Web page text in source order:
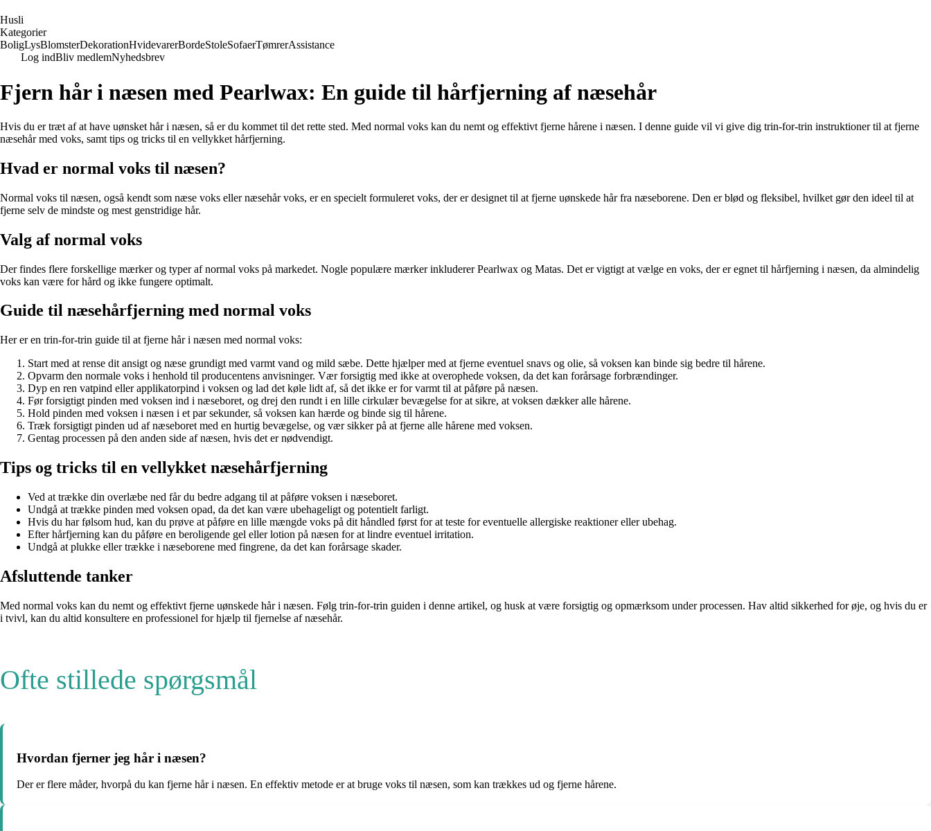
Husli
Kategorier
BoligLysBlomsterDekorationHvidevarerBordeStoleSofaerTømrerAssistance
Log indBliv medlemNyhedsbrev
Fjern hår i næsen med Pearlwax: En guide til hårfjerning af næsehår
Hvis du er træt af at have uønsket hår i næsen, så er du kommet til det rette sted. Med normal voks kan du nemt og effektivt fjerne hårene i næsen. I denne guide vil vi give dig trin-for-trin instruktioner til at fjerne
næsehår med voks, samt tips og tricks til en vellykket hårfjerning.
Hvad er normal voks til næsen?
Normal voks til næsen, også kendt som næse voks eller næsehår voks, er en specielt formuleret voks, der er designet til at fjerne uønskede hår fra næseborene. Den er blød og fleksibel, hvilket gør den ideel til at
fjerne selv de mindste og mest genstridige hår.
Valg af normal voks
Der findes flere forskellige mærker og typer af normal voks på markedet. Nogle populære mærker inkluderer Pearlwax og Matas. Det er vigtigt at vælge en voks, der er egnet til hårfjerning i næsen, da almindelig
voks kan være for hård og ikke fungere optimalt.
Guide til næsehårfjerning med normal voks
Her er en trin-for-trin guide til at fjerne hår i næsen med normal voks:
Start med at rense dit ansigt og næse grundigt med varmt vand og mild sæbe. Dette hjælper med at fjerne eventuel snavs og olie, så voksen kan binde sig bedre til hårene.
Opvarm den normale voks i henhold til producentens anvisninger. Vær forsigtig med ikke at overophede voksen, da det kan forårsage forbrændinger.
Dyp en ren vatpind eller applikatorpind i voksen og lad det køle lidt af, så det ikke er for varmt til at påføre på næsen.
Før forsigtigt pinden med voksen ind i næseboret, og drej den rundt i en lille cirkulær bevægelse for at sikre, at voksen dækker alle hårene.
Hold pinden med voksen i næsen i et par sekunder, så voksen kan hærde og binde sig til hårene.
Træk forsigtigt pinden ud af næseboret med en hurtig bevægelse, og vær sikker på at fjerne alle hårene med voksen.
Gentag processen på den anden side af næsen, hvis det er nødvendigt.
Tips og tricks til en vellykket næsehårfjerning
Ved at trække din overlæbe ned får du bedre adgang til at påføre voksen i næseboret.
Undgå at trække pinden med voksen opad, da det kan være ubehageligt og potentielt farligt.
Hvis du har følsom hud, kan du prøve at påføre en lille mængde voks på dit håndled først for at teste for eventuelle allergiske reaktioner eller ubehag.
Efter hårfjerning kan du påføre en beroligende gel eller lotion på næsen for at lindre eventuel irritation.
Undgå at plukke eller trække i næseborene med fingrene, da det kan forårsage skader.
Afsluttende tanker
Med normal voks kan du nemt og effektivt fjerne uønskede hår i næsen. Følg trin-for-trin guiden i denne artikel, og husk at være forsigtig og opmærksom under processen. Hav altid sikkerhed for øje, og hvis du er
i tvivl, kan du altid konsultere en professionel for hjælp til fjernelse af næsehår.
Ofte stillede spørgsmål
Hvordan fjerner jeg hår i næsen?
Der er flere måder, hvorpå du kan fjerne hår i næsen. En effektiv metode er at bruge voks til næsen, som kan trækkes ud og fjerne hårene.